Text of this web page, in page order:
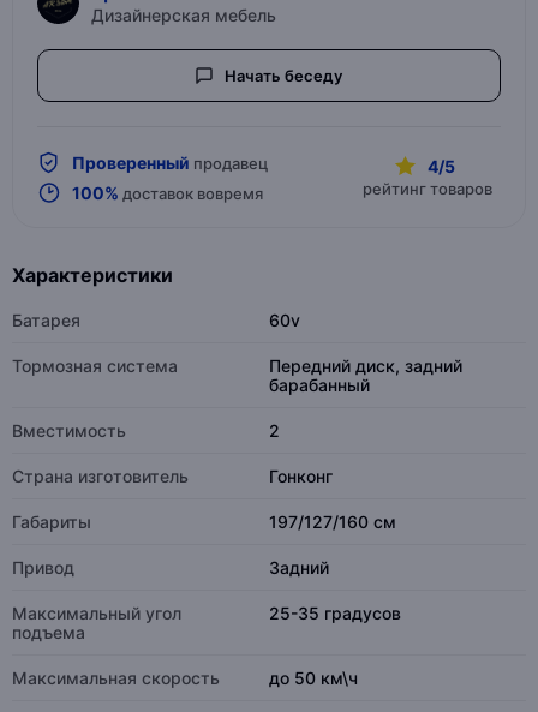
Дизайнерская мебель
Начать беседу
Проверенный продавец
100% доставок вовремя
4/5
рейтинг товаров
Характеристики
Батарея 60v
Тормозная система
Передний диск, задний
барабанный
Вместимость 2
Страна изготовитель Гонконг
Габариты 197/127/160 см
Привод Задний
Максимальный угол
подъема
25-35 градусов
Максимальная скорость до 50 км\ч